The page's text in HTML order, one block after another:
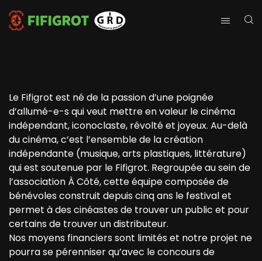
Le Fifigrot est né de la passion d’une poignée
d’allumé-e-s qui veut mettre en valeur le cinéma
indépendant, iconoclaste, révolté et joyeux. Au-delà
du cinéma, c’est l’ensemble de la création
indépendante (musique, arts plastiques, littérature)
qui est soutenue par le Fifigrot. Regroupée au sein de
l’association À Côté, cette équipe composée de
bénévoles construit depuis cinq ans le festival et
permet à des cinéastes de trouver un public et pour
certains de trouver un distributeur.
Nos moyens financiers sont limités et notre projet ne
pourra se pérenniser qu’avec le concours de